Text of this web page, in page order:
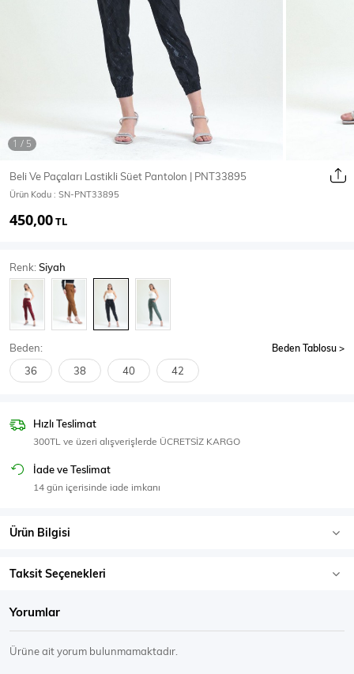
Mont & Kaban
T-Shirt
Body Atlet
SPOR GİYİM
Eşofman Üstü
Beli Ve Paçaları Lastikli Süet Pantolon | PNT33895
Ürün Kodu : SN-PNT33895
450,00TL
Renk:Siyah
Beden: Beden Tablosu
36 38 40 42
Hızlı Teslimat
300TL ve üzeri alışverişlerde ÜCRETSİZ KARGO
İade ve Teslimat
14 gün içerisinde iade imkanı
Ürün Bilgisi
Taksit Seçenekleri
Yorumlar
Ürüne ait yorum bulunmamaktadır.